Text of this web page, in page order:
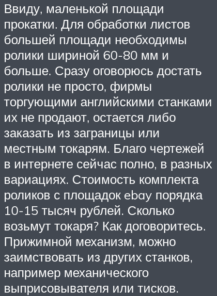
Ввиду, маленькой площади
прокатки. Для обработки листов
большей площади необходимы
ролики шириной 60-80 мм и
больше. Сразу оговорюсь достать
ролики не просто, фирмы
торгующими английскими станками
их не продают, остается либо
заказать из заграницы или
местным токарям. Благо чертежей
в интернете сейчас полно, в разных
вариациях. Стоимость комплекта
роликов с площадок ebay порядка
10-15 тысяч рублей. Сколько
возьмут токаря? Как договоритесь.
Прижимной механизм, можно
заимствовать из других станков,
например механического
выприсовывателя или тисков.